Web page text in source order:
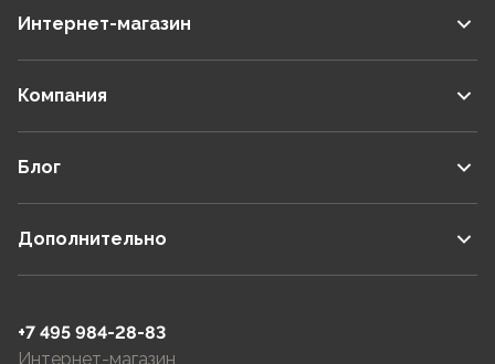
Интернет-магазин
Компания
Блог
Дополнительно
+7 495 984-28-83
Интернет-магазин